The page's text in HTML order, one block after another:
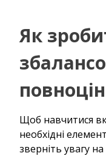
Як
Щоб навчитися
необхідні
зверніть увагу